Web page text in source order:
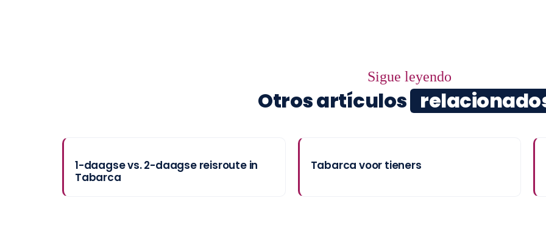
Sigue leyendo
Otros artículos
1-daagse vs. 2-daagse reisroute in
Tabarca
Tabarca voor tieners